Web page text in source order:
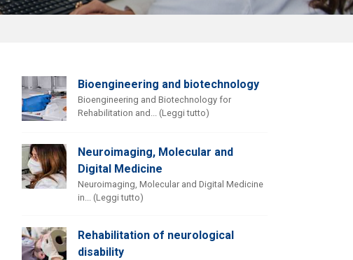
Bioengineering and biotechnology
Bioengineering and Biotechnology for
Rehabilitation and... (Leggi tutto)
Neuroimaging, Molecular and
Digital Medicine
Neuroimaging, Molecular and Digital Medicine
in... (Leggi tutto)
Rehabilitation of neurological
disability